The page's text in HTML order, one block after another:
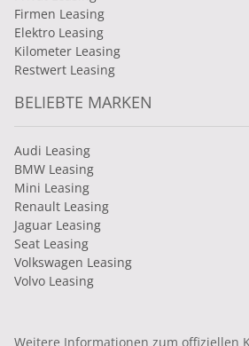
Firmen Leasing
Elektro Leasing
Kilometer Leasing
Restwert Leasing
BELIEBTE MARKEN
Audi Leasing
BMW Leasing
Mini Leasing
Renault Leasing
Jaguar Leasing
Seat Leasing
Volkswagen Leasing
Volvo Leasing
Weitere Informationen zum offiziellen